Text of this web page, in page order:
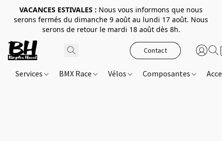
VACANCES ESTIVALES : Nous vous informons que nous
serons fermés du dimanche 9 août au lundi 17 août. Nous
serons de retour le mardi 18 août dès 8h.
Contact
Services BMX Race Vélos Composantes